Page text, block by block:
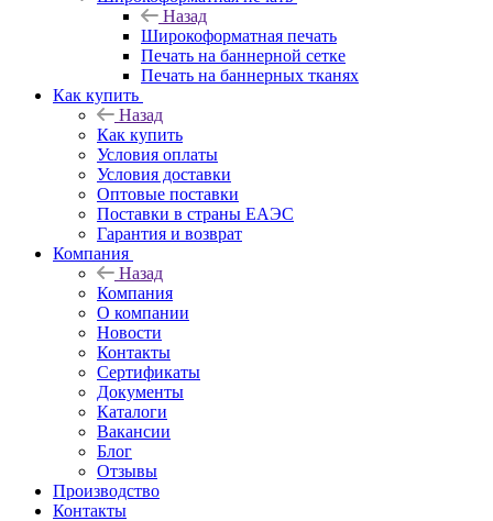
Назад
Широкоформатная печать
Печать на баннерной сетке
Печать на баннерных тканях
Как купить
Назад
Как купить
Условия оплаты
Условия доставки
Оптовые поставки
Поставки в страны ЕАЭС
Гарантия и возврат
Компания
Назад
Компания
О компании
Новости
Контакты
Сертификаты
Документы
Каталоги
Вакансии
Блог
Отзывы
Производство
Контакты